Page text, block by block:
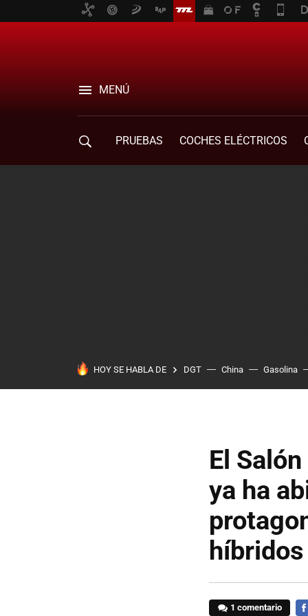
MENÚ
PRUEBAS COCHES ELÉCTRICOS
HOY SE HABLA DE DGT China Gasolina
El
ya ha
híbridos
1 comentario